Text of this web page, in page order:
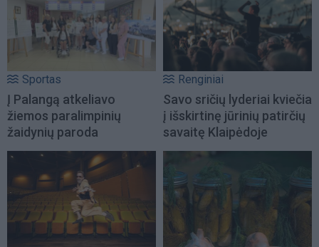
Sportas
Į Palangą atkeliavo
žiemos paralimpinių
žaidynių paroda
Renginiai
Savo sričių lyderiai kviečia
į išskirtinę jūrinių patirčių
savaitę Klaipėdoje